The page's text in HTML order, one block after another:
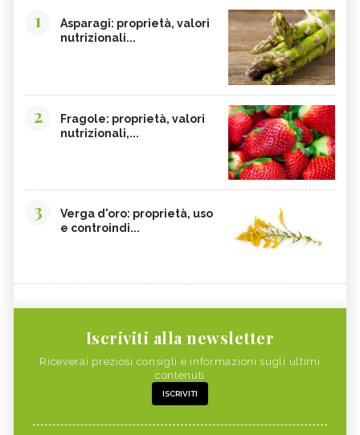
1
Asparagi: proprietà, valori
nutrizionali...
2
Fragole: proprietà, valori
nutrizionali,...
3
Verga d'oro: proprietà, uso
e controindi...
Iscriviti alla newsletter
Riceverai preziosi consigli e informazioni sugli ultimi
contenuti
ISCRIVITI